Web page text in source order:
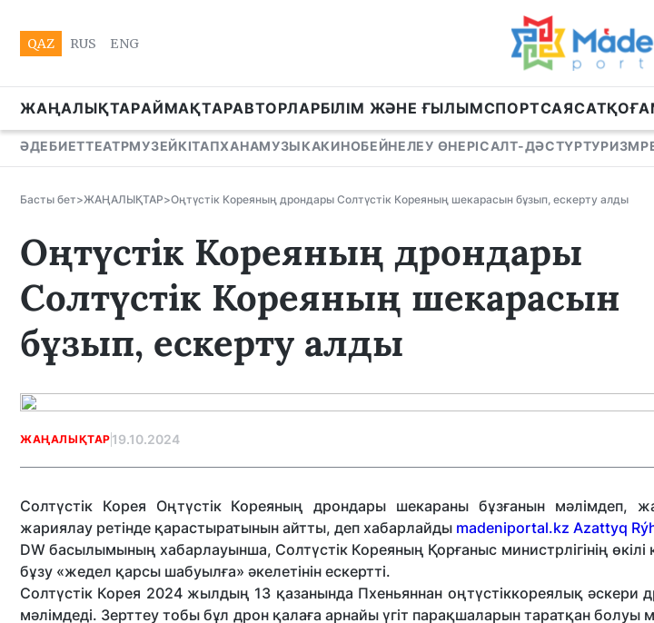
QAZ RUS ENG
ЖАҢАЛЫҚТАРАЙМАҚТАРАВТОРЛАРБІЛІМ ЖӘНЕ ҒЫЛЫМСПОРТСАЯСАТ
ӘДЕБИЕТТЕАТРМУЗЕЙКІТАПХАНАМУЗЫКАКИНОБЕЙНЕЛЕУ ӨНЕРІСАЛТ-ДӘСТҮРТУРИЗМ
Басты бет>ЖАҢАЛЫҚТАР>Оңтүстік Кореяның дрондары Солтүстік Кореяның шекарасын бұзып, ескерту алды
Оңтүстік Кореяның дрондары
Солтүстік Кореяның шекарасын
бұзып, ескерту алды
ЖАҢАЛЫҚТАР 19.10.2024
Солтүстік Корея Оңтүстік Кореяның дрондары шекараны бұзғанын мәлімдеп,
жариялау ретінде қарастыратынын айтты, деп хабарлайды madeniportal.kz Azattyq
DW басылымының хабарлауынша, Солтүстік Кореяның Қорғаныс министрлігінің
бұзу «жедел қарсы шабуылға» әкелетінін ескертті.
Солтүстік Корея 2024 жылдың 13 қазанында Пхеньяннан оңтүстіккореялық әскери
мәлімдеді. Зерттеу тобы бұл дрон қалаға арнайы үгіт парақшаларын таратқан болуы